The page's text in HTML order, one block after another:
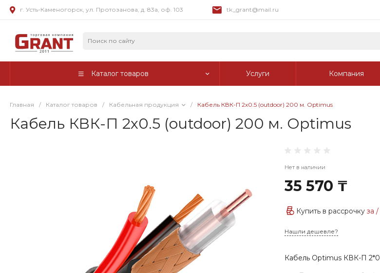
г. Усть-Каменогорск, ул. Протозанова, д. 83а, оф. 103 tk_grant@mail.ru
Каталог товаров Услуги Компания
Главная / Каталог товаров / Кабельная продукция / Кабель КВК-П 2х0.5 (outdoor) 200 м. Optimus
Кабель КВК-П 2х0.5 (outdoor) 200 м. Optimus
Нет в наличии
35 570 ₸
Купить в рассрочкуза/
Нашли дешевле?
Кабель Optimus КВК-П